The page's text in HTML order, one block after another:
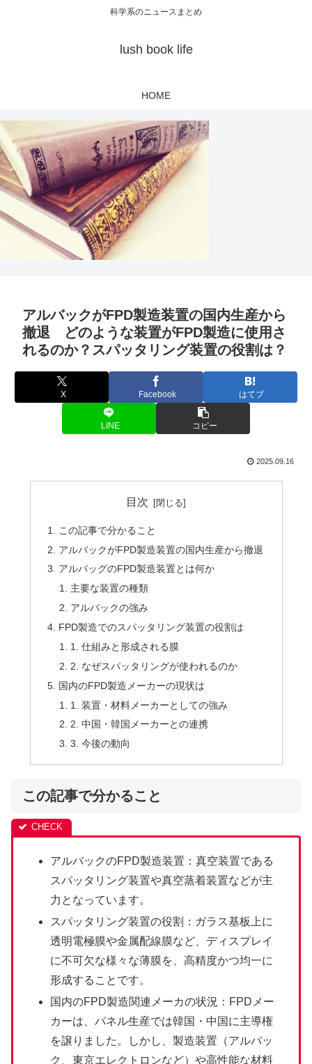
科学系のニュースまとめ
lush book life
HOME
アルバックがFPD製造装置の国内生産から
撤退 どのような装置がFPD製造に使用さ
れるのか？スパッタリング装置の役割は？
X Facebook はてブ
LINE コピー
2025.09.16
目次
この記事で分かること
アルバックがFPD製造装置の国内生産から撤退
アルバッグのFPD製造装置とは何か
主要な装置の種類
アルバックの強み
FPD製造でのスパッタリング装置の役割は
1. 仕組みと形成される膜
2. なぜスパッタリングが使われるのか
国内のFPD製造メーカーの現状は
1. 装置・材料メーカーとしての強み
2. 中国・韓国メーカーとの連携
3. 今後の動向
この記事で分かること
アルバックのFPD製造装置：真空装置である
スパッタリング装置や真空蒸着装置などが主
力となっています。
スパッタリング装置の役割：ガラス基板上に
透明電極膜や金属配線膜など、ディスプレイ
に不可欠な様々な薄膜を、高精度かつ均一に
形成することです。
国内のFPD製造関連メーカの状況：FPDメー
カーは、パネル生産では韓国・中国に主導権
を譲りました。しかし、製造装置（アルバッ
ク、東京エレクトロンなど）や高性能な材料